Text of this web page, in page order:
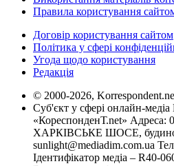
Правила користування
Договір користування сайтом
Політика у сфері
Угода щодо користування
Редакція
© 2000-2026,
Суб'єкт у сфері онлайн-
«КореспонденТ.net» Адреса:
ХАРКІВСЬКЕ ШОСЕ,
sunlight@mediadim.com.ua
Ідентифікатор медіа – R40-